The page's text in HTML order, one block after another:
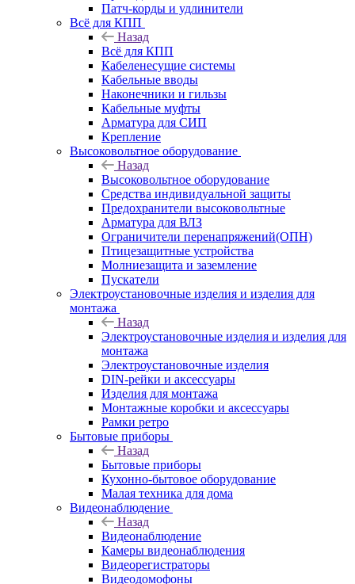
Патч-корды и удлинители
Всё для КПП
Назад
Всё для КПП
Кабеленесущие системы
Кабельные вводы
Наконечники и гильзы
Кабельные муфты
Арматура для СИП
Крепление
Высоковольтное оборудование
Назад
Высоковольтное оборудование
Средства индивидуальной защиты
Предохранители высоковольтные
Арматура для ВЛЗ
Ограничители перенапряжений(ОПН)
Птицезащитные устройства
Молниезащита и заземление
Пускатели
Электроустановочные изделия и изделия для
монтажа
Назад
Электроустановочные изделия и изделия для
монтажа
Электроустановочные изделия
DIN-рейки и аксессуары
Изделия для монтажа
Монтажные коробки и аксессуары
Рамки ретро
Бытовые приборы
Назад
Бытовые приборы
Кухонно-бытовое оборудование
Малая техника для дома
Видеонаблюдение
Назад
Видеонаблюдение
Камеры видеонаблюдения
Видеорегистраторы
Видеодомофоны